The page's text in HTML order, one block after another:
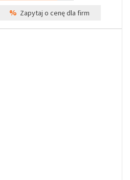
% Zapytaj o cenę dla firm